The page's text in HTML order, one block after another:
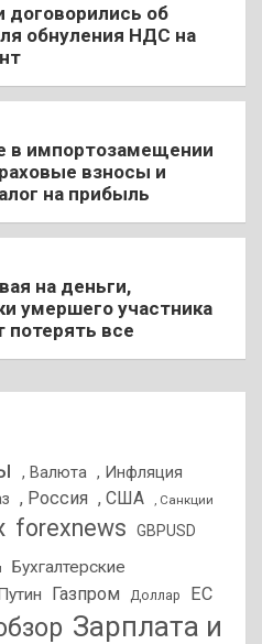
договорились об
обнуления НДС на
в импортозамещении
взносы и
на прибыль
на деньги,
умершего участника
потерять все
, Валюта , Инфляция
, Россия , США , Санкции
forexnews GBPUSD
Бухгалтерские
Газпром Доллар ЕС
Зарплата и